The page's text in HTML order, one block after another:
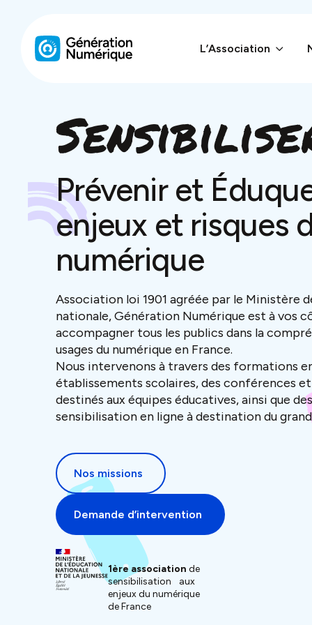
L’Association
L’Association
Enquêtes
Ressources
Dans la presse
Prévenir et
enjeux et risques
numérique
Association loi 1901 agréée par le Ministère
nationale, Génération Numérique est à vos
accompagner tous les publics dans la
usages du numérique en France.
Nous intervenons à travers des formations
établissements scolaires, des conférences
destinés aux équipes éducatives, ainsi que
sensibilisation en ligne à destination du
Nos missions
Demande d’intervention
1ère association de
sensibilisation aux
enjeux du numérique
de France